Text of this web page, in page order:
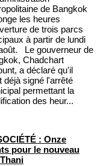
de Bangkok
les heures
de trois parcs
à partir de lundi
Le gouverneur de
Chadchart
a déclaré qu'il
déjà signé l'arrêté
permettant la
des heur...
: Onze
pour le nouveau